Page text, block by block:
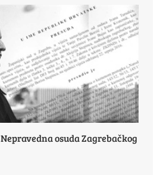
osuda Zagrebačkog